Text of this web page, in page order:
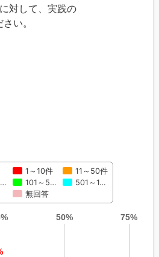
対して、実践の
い。
1～10件
11～50件
101～5…
501～1…
無回答
50%
75%